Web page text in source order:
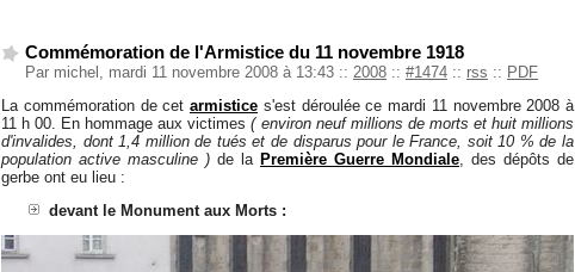
Commémoration de l'Armistice du 11 novembre 1918
Par michel, mardi 11 novembre 2008 à 13:43 :: 2008 :: #1474 :: rss :: PDF
La commémoration de cet armistice s'est déroulée ce mardi 11 novembre 2008 à
11 h 00. En hommage aux victimes( environ neuf millions de morts et huit millions
d'invalides, dont 1,4 million de tués et de disparus pour le France, soit 10 % de la
population active masculine ) de la Première Guerre Mondiale, des dépôts de
gerbe ont eu lieu :
devant le Monument aux Morts :